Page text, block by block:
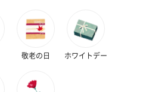
敬老の日 ホワイトデー